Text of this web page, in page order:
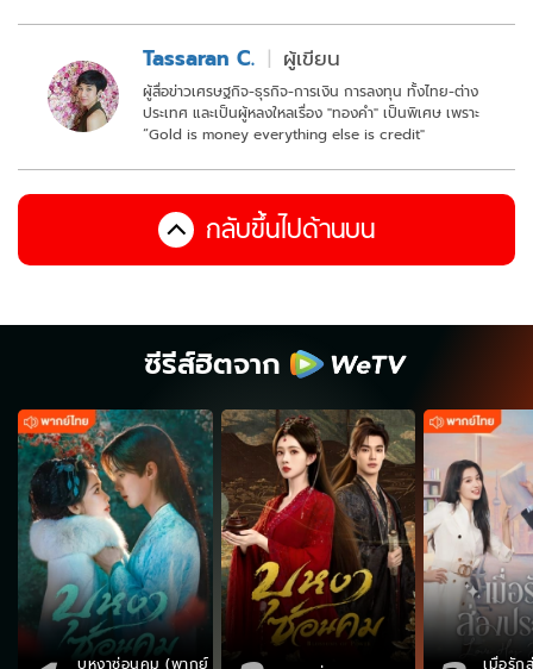
Tassaran C. ผู้เขียน
ผู้สื่อข่าวเศรษฐกิจ-ธุรกิจ-การเงิน การลงทุน ทั้งไทย-ต่าง
ประเทศ และเป็นผู้หลงใหลเรื่อง "ทองคำ" เป็นพิเศษ เพราะ
“Gold is money everything else is credit"
กลับขึ้นไปด้านบน
ซีรีส์ฮิตจาก
บุหงาซ่อนคม (พากย์ เมื่อรัก